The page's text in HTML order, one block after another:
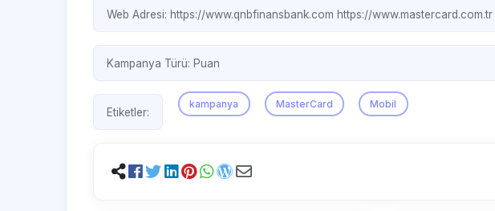
Web Adresi: https://www.qnbfinansbank.com https://www.mastercard.com.tr
Kampanya Türü: Puan
Etiketler:
kampanya MasterCard Mobil